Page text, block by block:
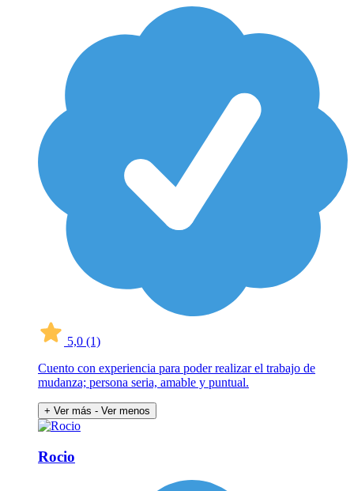
5,0 (1)
Cuento con experiencia para poder realizar el trabajo de
mudanza; persona seria, amable y puntual.
+ Ver más - Ver menos
Rocio